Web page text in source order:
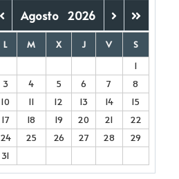
Agosto 2026
L M X J V
S
1
3 4 5 6 7
8
10 11 12 13 14
15
17 18 19 20 21
22
24 25 26 27 28
29
31